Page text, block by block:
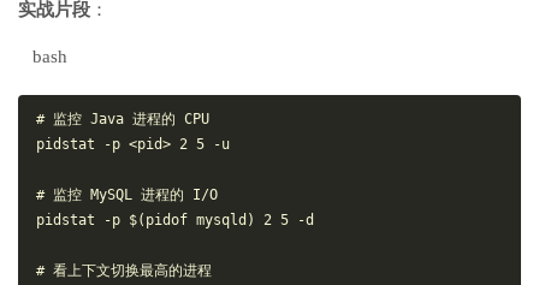
实战片段 ：
bash
# 监控 Java 进程的 CPU
pidstat -p <pid> 2 5 -u
# 监控 MySQL 进程的 I/O
pidstat -p $(pidof mysqld) 2 5 -d
# 看上下文切换最高的进程